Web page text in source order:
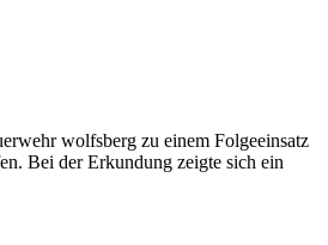
wolfsberg zu einem Folgeeinsatz
Bei der Erkundung zeigte sich ein